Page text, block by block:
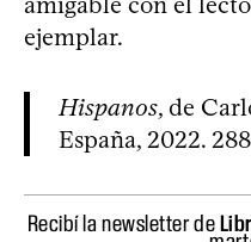
ejemplar.
Hispanos, de
España, 2022.
Recibí la newsletter de